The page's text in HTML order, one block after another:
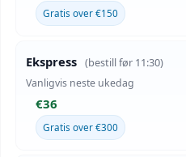
Gratis over €150
Ekspress (bestill før 11:30)
Vanligvis neste ukedag
€36
Gratis over €300